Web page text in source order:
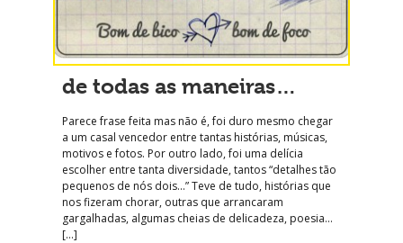
de todas as maneiras…
Parece frase feita mas não é, foi duro mesmo chegar
a um casal vencedor entre tantas histórias, músicas,
motivos e fotos. Por outro lado, foi uma delícia
escolher entre tanta diversidade, tantos “detalhes tão
pequenos de nós dois…” Teve de tudo, histórias que
nos fizeram chorar, outras que arrancaram
gargalhadas, algumas cheias de delicadeza, poesia…
[…]